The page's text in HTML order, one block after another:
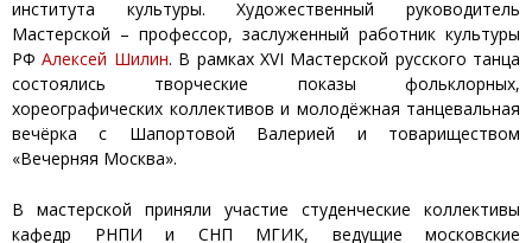
института культуры. Художественный руководитель
Мастерской – профессор, заслуженный работник культуры
РФАлексей Шилин. В рамках XVI Мастерской русского танца
состоялись творческие показы фольклорных,
хореографических коллективов и молодёжная танцевальная
вечёрка с Шапортовой Валерией и товариществом
«Вечерняя Москва».
В мастерской приняли участие студенческие коллективы
кафедр РНПИ и СНП МГИК, ведущие московские